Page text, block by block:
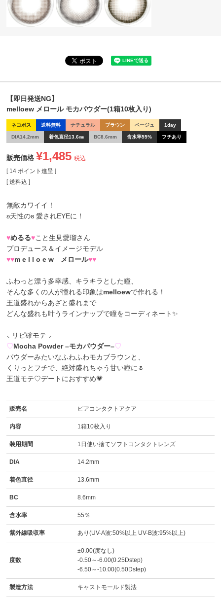
【即日発送NG】
melloew メロール モカパウダー(1箱10枚入り)
ネコポス 送料無料 ナチュラル ブラウン ベージュ 1day
DIA14.2mm 着色直径13.6㎜ BC8.6mm 含水率55% フチあり
販売価格 ¥1,485 税込
[ 14 ポイント進呈 ]
送料込
無敵カワイイ！
ʚ天性のɞ 愛されEYEに！
♥めるる♥こと生見愛瑠さん
プロデュース＆イメージモデル
♥♥m e l l o e w メロール♥♥
ふわっと漂う多幸感、キラキラとした瞳、
そんな多くの人が憧れる印象はmelloewで作れる！
王道盛れからあざと盛れまで
どんな盛れも叶うラインナップで瞳をコーディネート✨
⸜ リピ確モテ ⸝
♡Mocha Powder –モカパウダー–♡
パウダーみたいなふわふわモカブラウンと、
くりっとフチで、絶対盛れちゃう甘い瞳に🌷
王道モテ♡デートにおすすめ💗
販売名 ピアコンタクトアクア
内容 1箱10枚入り
装用期間 1日使い捨てソフトコンタクトレンズ
DIA 14.2mm
着色直径 13.6mm
BC 8.6mm
含水率 55％
紫外線吸収率 あり(UV-A波:50%以上 UV-B波:95%以上)
度数
±0.00(度なし)
-0.50～-6.00(0.25Dstep)
-6.50～-10.00(0.50Dstep)
製造方法 キャストモールド製法